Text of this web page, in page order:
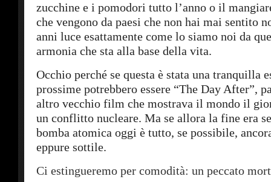
zucchine e i pomodori tutto l’anno o il
che vengono da paesi che non hai mai sentito
anni luce esattamente come lo siamo noi da
armonia che sta alla base della vita.
Occhio perché se questa è stata una tranquilla
prossime potrebbero essere “The Day After”,
altro vecchio film che mostrava il mondo il
un conflitto nucleare. Ma se allora la fine era
bomba atomica oggi è tutto, se possibile,
eppure sottile.
Ci estingueremo per comodità: un peccato